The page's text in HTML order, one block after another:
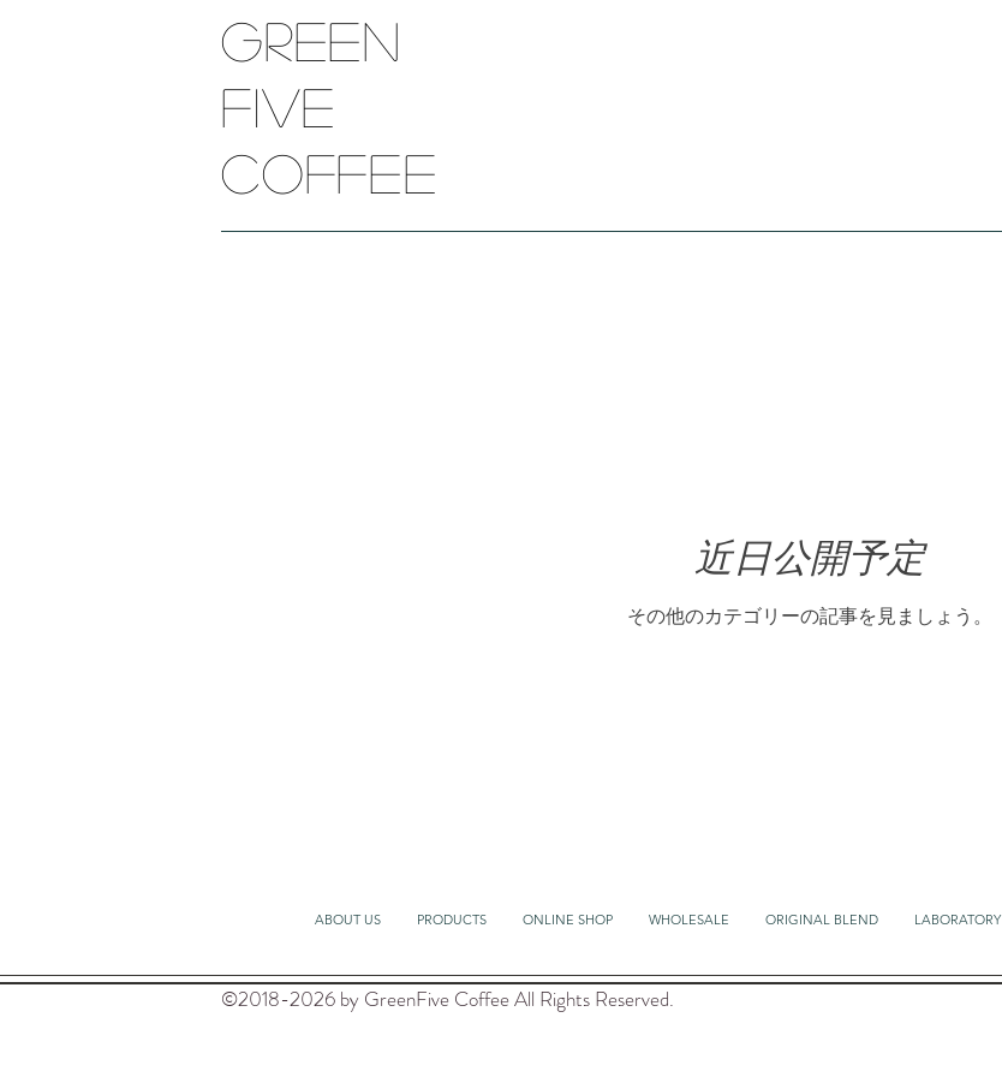
Green
five
​coffee
近日公開予定
その他のカテゴリーの記事を見ましょう。
ABOUT US PRODUCTS ONLINE SHOP WHOLESALE ORIGINAL BLEND LABORATORY
©2018-2026 by GreenFive Coffee All Rights Reserved.